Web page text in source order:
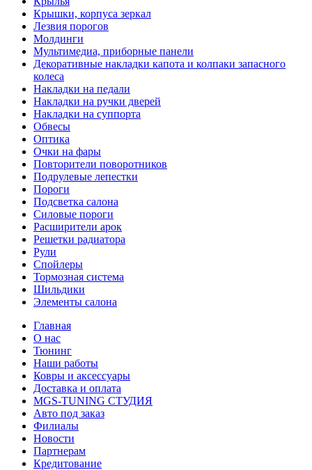
Крышки, корпуса зеркал
Лезвия порогов
Молдинги
Мультимедиа, приборные панели
Декоративные накладки капота и колпаки запасного
колеса
Накладки на педали
Накладки на ручки дверей
Накладки на суппорта
Обвесы
Оптика
Очки на фары
Повторители поворотников
Подрулевые лепестки
Пороги
Подсветка салона
Силовые пороги
Расширители арок
Решетки радиатора
Рули
Спойлеры
Тормозная система
Шильдики
Элементы салона
Главная
О нас
Тюнинг
Наши работы
Ковры и аксессуары
Доставка и оплата
MGS-TUNING СТУДИЯ
Авто под заказ
Филиалы
Новости
Партнерам
Кредитование